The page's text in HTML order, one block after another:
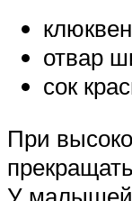
отвар
сок
При
У малышей